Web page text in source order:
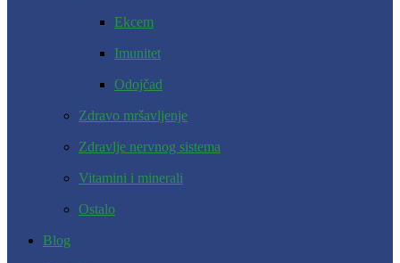
Ekcem
Imunitet
Odojčad
Zdravo mršavljenje
Zdravlje nervnog sistema
Vitamini i minerali
Ostalo
Blog